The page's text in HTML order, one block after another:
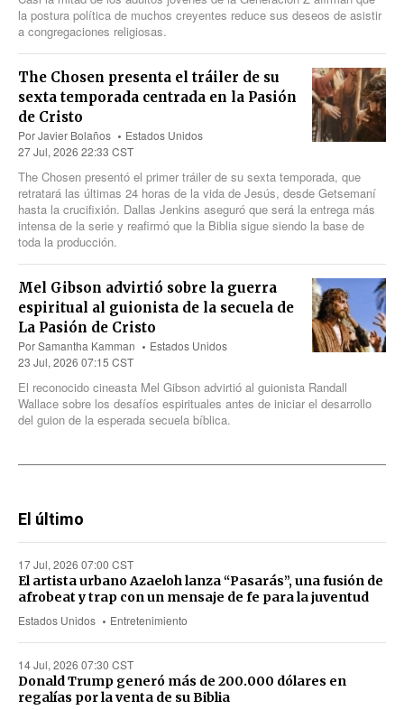
la postura política de muchos creyentes reduce sus deseos de asistir
a congregaciones religiosas.
The Chosen presenta el tráiler de su
sexta temporada centrada en la Pasión
de Cristo
PorJavier Bolaños
Estados Unidos
27 Jul, 2026 22:33 CST
The Chosen presentó el primer tráiler de su sexta temporada, que
retratará las últimas 24 horas de la vida de Jesús, desde Getsemaní
hasta la crucifixión. Dallas Jenkins aseguró que será la entrega más
intensa de la serie y reafirmó que la Biblia sigue siendo la base de
toda la producción.
Mel Gibson advirtió sobre la guerra
espiritual al guionista de la secuela de
La Pasión de Cristo
PorSamantha Kamman
Estados Unidos
23 Jul, 2026 07:15 CST
El reconocido cineasta Mel Gibson advirtió al guionista Randall
Wallace sobre los desafíos espirituales antes de iniciar el desarrollo
del guion de la esperada secuela bíblica.
El último
17 Jul, 2026 07:00 CST
Estados Unidos Entretenimiento
El artista urbano Azaeloh lanza “Pasarás”, una fusión de
afrobeat y trap con un mensaje de fe para la juventud
14 Jul, 2026 07:30 CST
Donald Trump generó más de 200.000 dólares en
regalías por la venta de su Biblia